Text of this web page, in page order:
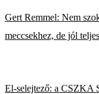
Gert Remmel: Nem
meccsekhez, de jól
El-selejtező: a CSZKA